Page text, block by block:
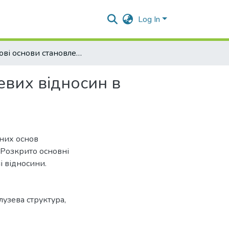
Log In
Наукові основи становлення та розвитку міжгалузевих відносин в аграрній сфері економіки
відносин в
основ
основні
відносини.
структура,